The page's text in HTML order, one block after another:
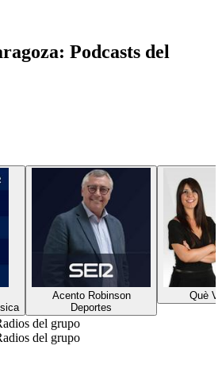
Podcasts del
Acento Robinson
Deportes
Què
del grupo
del grupo